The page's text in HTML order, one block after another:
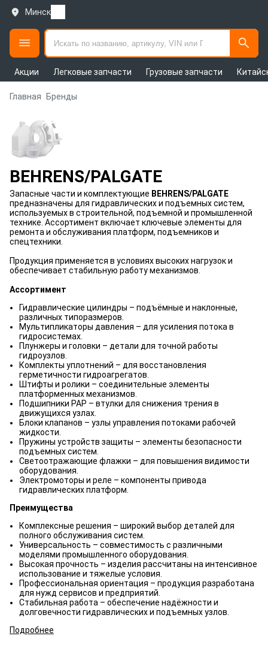
Минск
Акции Легковые запчасти Грузовые запчасти
Главная Бренды
BEHRENS/PALGATE
Запасные части и комплектующие BEHRENS/PALGATE
предназначены для гидравлических и подъемных систем,
используемых в строительной, подъемной и промышленной
технике. Ассортимент включает ключевые элементы для
ремонта и обслуживания платформ, подъемников и
спецтехники.
Продукция применяется в условиях высоких нагрузок и
обеспечивает стабильную работу механизмов.
Ассортимент
Гидравлические цилиндры – подъёмные и наклонные,
различных типоразмеров.
Мультипликаторы давления – для усиления потока в
гидросистемах.
Плунжеры и головки – детали для точной работы
гидроузлов.
Комплекты уплотнений – для восстановления
герметичности гидроагрегатов.
Штифты и ролики – соединительные элементы
платформенных механизмов.
Подшипники PAP – втулки для снижения трения в
движущихся узлах.
Блоки клапанов – узлы управления потоками рабочей
жидкости.
Пружины устройств защиты – элементы безопасности
подъемных систем.
Светоотражающие флажки – для повышения видимости
оборудования.
Электромоторы и реле – компоненты привода
гидравлических платформ.
Преимущества
Комплексные решения – широкий выбор деталей для
полного обслуживания систем.
Универсальность – совместимость с различными
моделями промышленного оборудования.
Высокая прочность – изделия рассчитаны на интенсивное
использование и тяжелые условия.
Профессиональная ориентация – продукция разработана
для нужд сервисов и предприятий.
Стабильная работа – обеспечение надёжности и
долговечности гидравлических и подъемных узлов.
Подробнее